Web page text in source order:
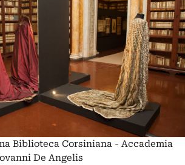
Biblioteca Corsiniana - Accademia
De Angelis